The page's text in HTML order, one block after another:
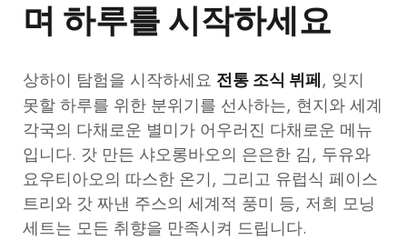
며 하루를 시작하세요
상하이 탐험을 시작하세요 전통 조식 뷔페, 잊지
못할 하루를 위한 분위기를 선사하는, 현지와 세계
각국의 다채로운 별미가 어우러진 다채로운 메뉴
입니다. 갓 만든 샤오롱바오의 은은한 김, 두유와
요우티아오의 따스한 온기, 그리고 유럽식 페이스
트리와 갓 짜낸 주스의 세계적 풍미 등, 저희 모닝
세트는 모든 취향을 만족시켜 드립니다.